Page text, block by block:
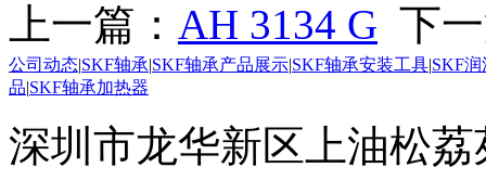
上一篇： AH 3134 G 下
公司动态 SKF轴承 SKF轴承产品展示 SKF轴承安装工具 SKF
品 SKF轴承加热器
深圳市龙华新区上油松